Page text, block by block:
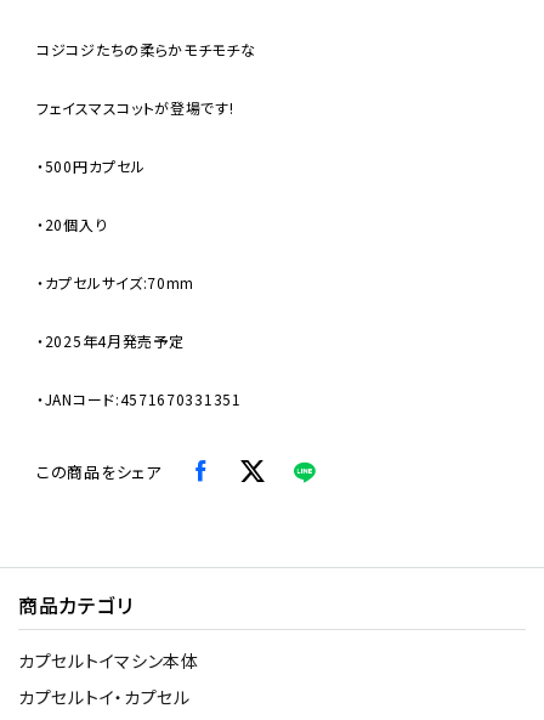
コジコジたちの柔らかモチモチな
フェイスマスコットが登場です!
・500円カプセル
・20個入り
・カプセルサイズ:70mm
・2025年4月発売予定
・JANコード:4571670331351
この商品をシェア
商品カテゴリ
カプセルトイマシン本体
カプセルトイ・カプセル